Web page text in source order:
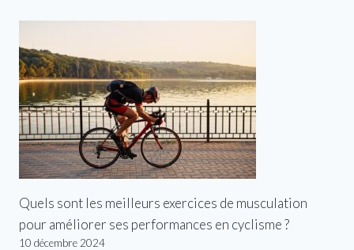
Quels sont les meilleurs exercices de musculation
pour améliorer ses performances en cyclisme ?
10 décembre 2024